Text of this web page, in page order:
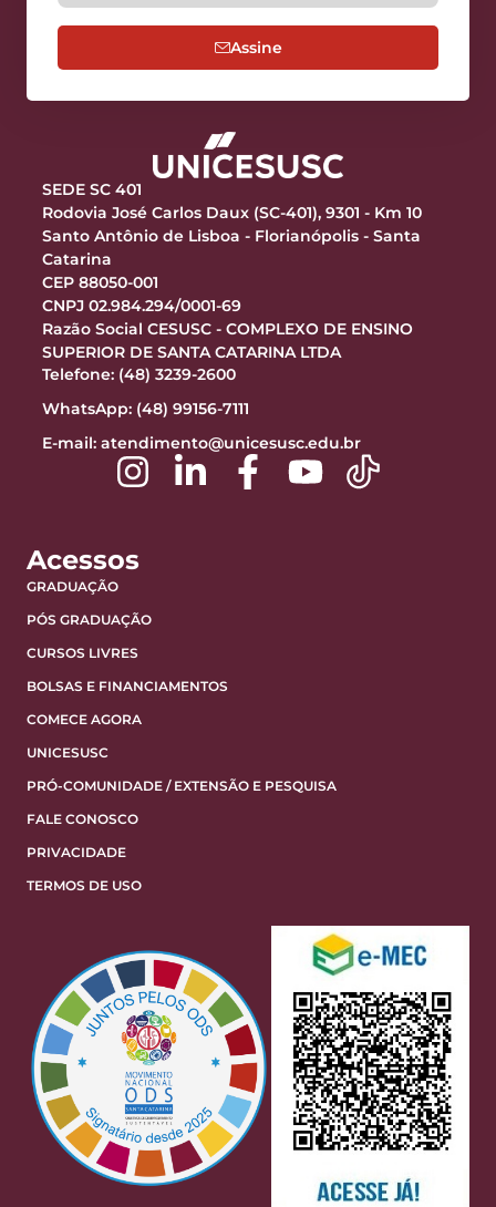
Assine
SEDE SC 401
Rodovia José Carlos Daux (SC-401), 9301 - Km 10
Santo Antônio de Lisboa - Florianópolis - Santa
Catarina
CEP 88050-001
CNPJ 02.984.294/0001-69
Razão Social CESUSC - COMPLEXO DE ENSINO
SUPERIOR DE SANTA CATARINA LTDA
Telefone: (48) 3239-2600
WhatsApp: (48) 99156-7111
E-mail: atendimento@unicesusc.edu.br
Acessos
GRADUAÇÃO
PÓS GRADUAÇÃO
CURSOS LIVRES
BOLSAS E FINANCIAMENTOS
COMECE AGORA
UNICESUSC
PRÓ-COMUNIDADE / EXTENSÃO E PESQUISA
FALE CONOSCO
PRIVACIDADE
TERMOS DE USO